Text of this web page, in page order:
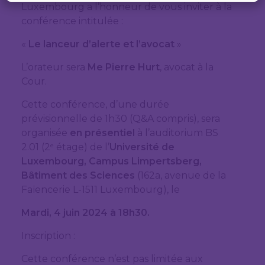
Luxembourg a l’honneur de vous inviter à la
conférence intitulée :
Le lanceur d’alerte et l’avocat
L’orateur sera Me Pierre Hurt , avocat à la
Cour.
Cette conférence, d’une durée
prévisionnelle de 1h30 (Q&A compris), sera
organisée en présentiel à l’auditorium BS
2.01 (2
étage) de l’ Université de
Luxembourg, Campus Limpertsberg,
Bâtiment des Sciences (162a, avenue de la
Faïencerie L-1511 Luxembourg), le
Mardi, 4 juin 2024 à 18h30.
Inscription :
Cette conférence n’est pas limitée aux